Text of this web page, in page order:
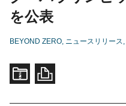
を公表
BEYOND ZERO ニュースリリース